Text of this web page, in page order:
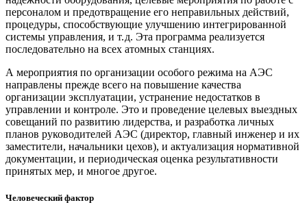
персоналом и предотвращение его неправильных действий,
процедуры, способствующие улучшению интегрированной
системы управления, и т. д. Эта программа реализуется
последовательно на всех атомных станциях.
А мероприятия по организации особого режима на АЭС
направлены прежде всего на повышение качества
организации эксплуатации, устранение недостатков в
управлении и контроле. Это и проведение целевых выездных
совещаний по развитию лидерства, и разработка личных
планов руководителей АЭС (директор, главный инженер и их
заместители, начальники цехов), и актуализация нормативной
документации, и периодическая оценка результативности
принятых мер, и многое другое.
Человеческий фактор